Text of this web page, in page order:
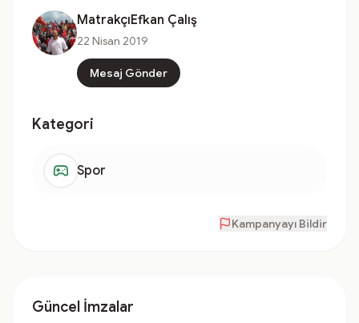
MatrakçıEfkan Çalış
22 Nisan 2019
Mesaj Gönder
Kategori
Spor
Kampanyayı Bildir
Güncel İmzalar